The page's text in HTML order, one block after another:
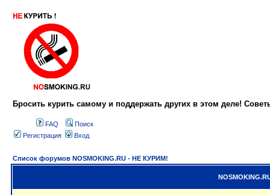
Бросить курить самому и поддержать других в этом деле!
FAQ
Поиск
Регистрация
Вход
Список форумов NOSMOKING.RU - НЕ КУРИМ!